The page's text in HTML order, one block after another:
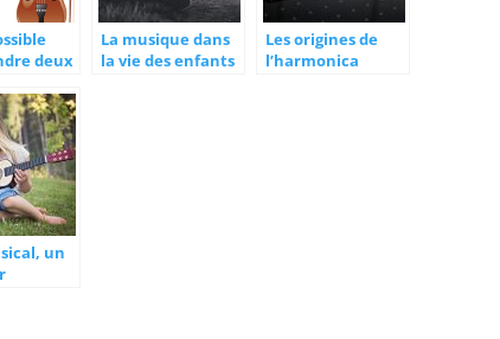
deux
d’un
La musique dans
la vie des enfants
Les origines de
l’harmonica
un